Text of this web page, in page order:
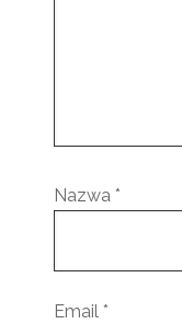
Nazwa *
Email *